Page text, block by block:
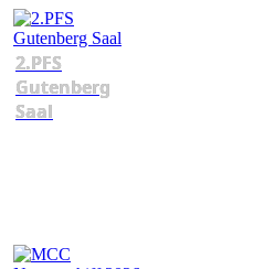
2.PFS
Gutenberg
Saal